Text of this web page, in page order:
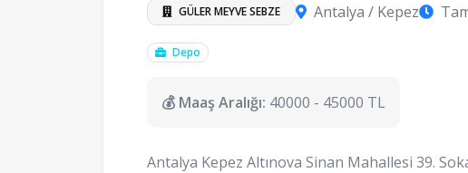
GÜLER MEYVE SEBZE Antalya / Kepez
Depo
💰 Maaş Aralığı: 40000 - 45000 TL
Antalya Kepez Altınova Sinan Mahallesi 39.